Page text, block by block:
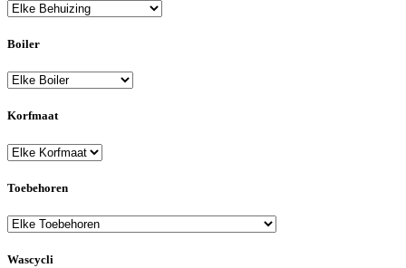
Boiler
Korfmaat
Toebehoren
Wascycli